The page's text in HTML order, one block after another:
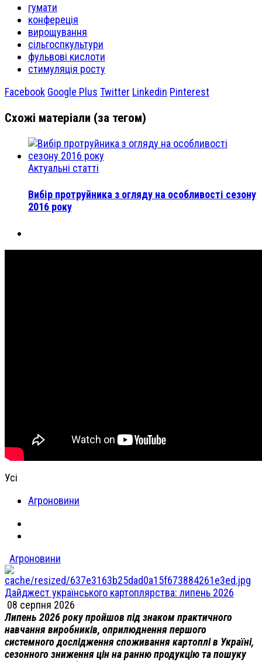
гумати
конфереція
вирощування
сільгоспкультури
фульвові кислоти
стимуляція росту
Facebook Google Plus Twitter Linkedin Pinterest
Схожі матеріали (за тегом)
Актуальні статті
Вибір протруйника з огляду на особливості сезону
2016 року
Усі
Агроновини
Агроновини
Дайджест українського картоплярства: липень 2026
08 серпня 2026
Липень 2026 року пройшов під знаком практичного
навчання виробників, оприлюднення першого
системного дослідження споживання картоплі в Україні,
сезонного зниження цін на ранню продукцію та пошуку